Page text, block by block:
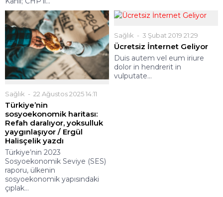
Sağlık 22 Ağustos 2025 14:11
Türkiye’nin
sosyoekonomik haritası:
Refah daralıyor, yoksulluk
yaygınlaşıyor / Ergül
Halisçelik yazdı
Türkiye’nin 2023
Sosyoekonomik Seviye (SES)
raporu, ülkenin
sosyoekonomik yapısındaki
çıplak...
Sağlık 3 Şubat 2019 21:29
Ücretsiz İnternet Geliyor
Duis autem vel eum iriure
dolor in hendrerit in
vulputate...